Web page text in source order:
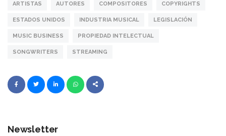
ARTISTAS AUTORES COMPOSITORES COPYRIGHTS
ESTADOS UNIDOS INDUSTRIA MUSICAL LEGISLACIÓN
MUSIC BUSINESS PROPIEDAD INTELECTUAL
SONGWRITERS STREAMING
Newsletter